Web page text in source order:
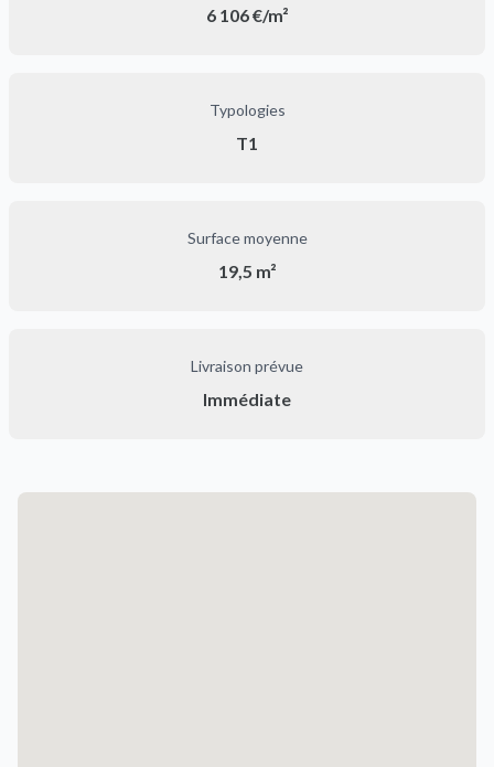
6 106 €/m²
Typologies
T1
Surface moyenne
19,5 m²
Livraison prévue
Immédiate